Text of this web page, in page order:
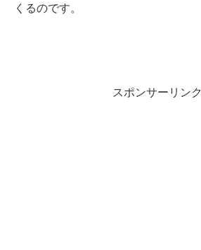
くるのです。
スポンサーリンク